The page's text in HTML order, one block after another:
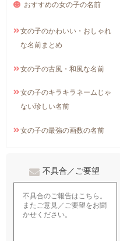
おすすめの女の子の名前
女の子のかわいい・おしゃれ
な名前まとめ
女の子の古風・和風な名前
女の子のキラキラネームじゃ
ない珍しい名前
女の子の最強の画数の名前
不具合／ご要望